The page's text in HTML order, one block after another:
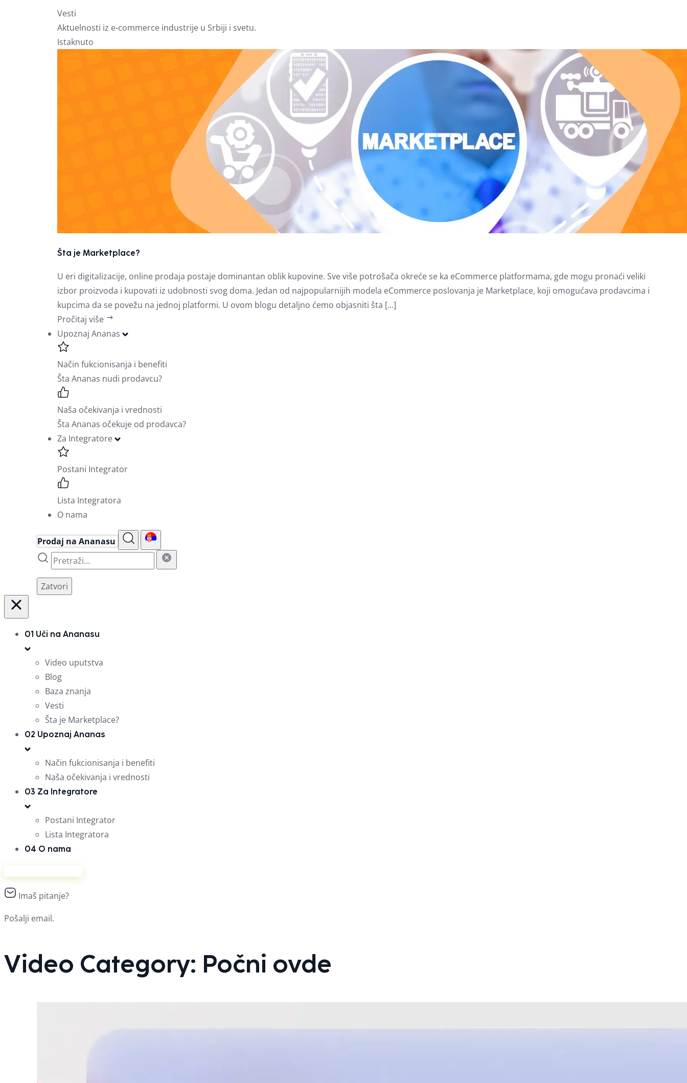
Vesti
Aktuelnosti iz e-commerce industrije u Srbiji i svetu.
Istaknuto
Šta je Marketplace?
U eri digitalizacije, online prodaja postaje dominantan oblik kupovine. Sve više potrošača okreće se ka eCommerce platformama, gde mogu pronaći veliki
izbor proizvoda i kupovati iz udobnosti svog doma. Jedan od najpopularnijih modela eCommerce poslovanja je Marketplace, koji omogućava prodavcima i
kupcima da se povežu na jednoj platformi. U ovom blogu detaljno ćemo objasniti šta […]
Pročitaj više
Upoznaj Ananas
Način fukcionisanja i benefiti
Šta Ananas nudi prodavcu?
Naša očekivanja i vrednosti
Šta Ananas očekuje od prodavca?
Za Integratore
Postani Integrator
Lista Integratora
O nama
Prodaj na Ananasu
Zatvori
01 Uči na Ananasu
Video uputstva
Blog
Baza znanja
Vesti
Šta je Marketplace?
02 Upoznaj Ananas
Način fukcionisanja i benefiti
Naša očekivanja i vrednosti
03 Za Integratore
Postani Integrator
Lista Integratora
04 O nama
Imaš pitanje?
Pošalji email.
Video Category: Počni ovde